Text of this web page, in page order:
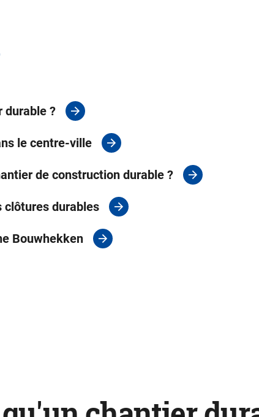
durable ?
le centre-ville
de construction durable ?
clôtures durables
Bouwhekken